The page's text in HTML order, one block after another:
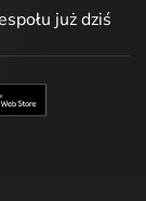
już dziś